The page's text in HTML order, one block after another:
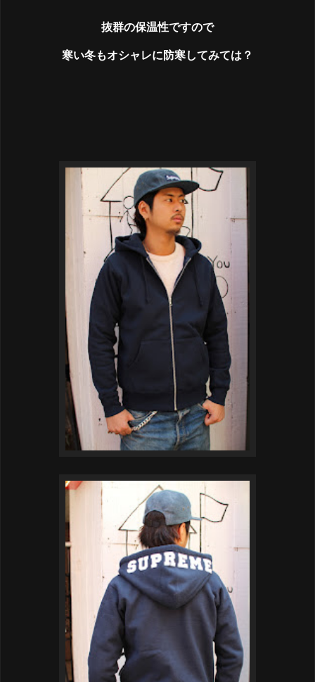
抜群の保温性ですので
寒い冬もオシャレに防寒してみては？